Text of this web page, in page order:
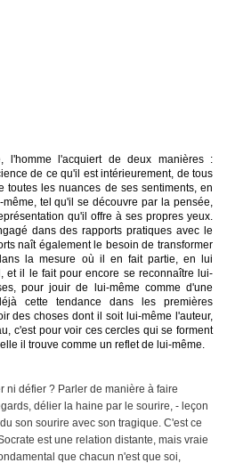
l'homme l'acquiert de deux manières :
de ce qu'il est intérieurement, de tous
toutes les nuances de ses sentiments, en
tel qu'il se découvre par la pensée,
qu'il offre à ses propres yeux.
dans des rapports pratiques avec le
naît également le besoin de transformer
la mesure où il en fait partie, en lui
et il le fait pour encore se reconnaître lui-
pour jouir de lui-même comme d'une
cette tendance dans les premières
des choses dont il soit lui-même l'auteur,
c'est pour voir ces cercles qui se forment
il trouve comme un reflet de lui-même.
ni défier ? Parler de manière à faire
délier la haine par le sourire, - leçon
son sourire avec son tragique. C'est ce
est une relation distante, mais vraie
que chacun n'est que soi,